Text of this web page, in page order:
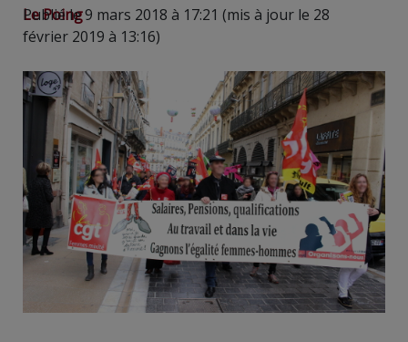
Le Poing
Publié le 9 mars 2018 à 17:21 (mis à jour le 28
février 2019 à 13:16)